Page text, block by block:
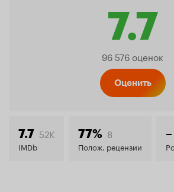
7.7
7.7
96 576 оценок
Оценить
7.7 52K
IMDb
77% 8
Полож. рецензии
–